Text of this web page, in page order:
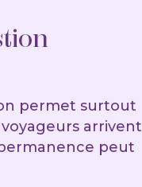
permet surtout
voyageurs arrivent
peut